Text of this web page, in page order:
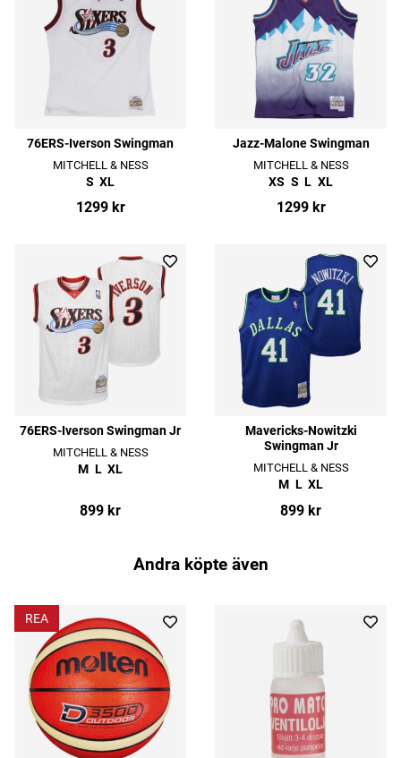
76ERS-Iverson Swingman
MITCHELL & NESS
S XL
1299 kr
Jazz-Malone Swingman
MITCHELL & NESS
XS S L XL
1299 kr
76ERS-Iverson Swingman Jr
MITCHELL & NESS
M L XL
899 kr
Mavericks-Nowitzki
Swingman Jr
MITCHELL & NESS
M L XL
899 kr
Andra köpte även
REA